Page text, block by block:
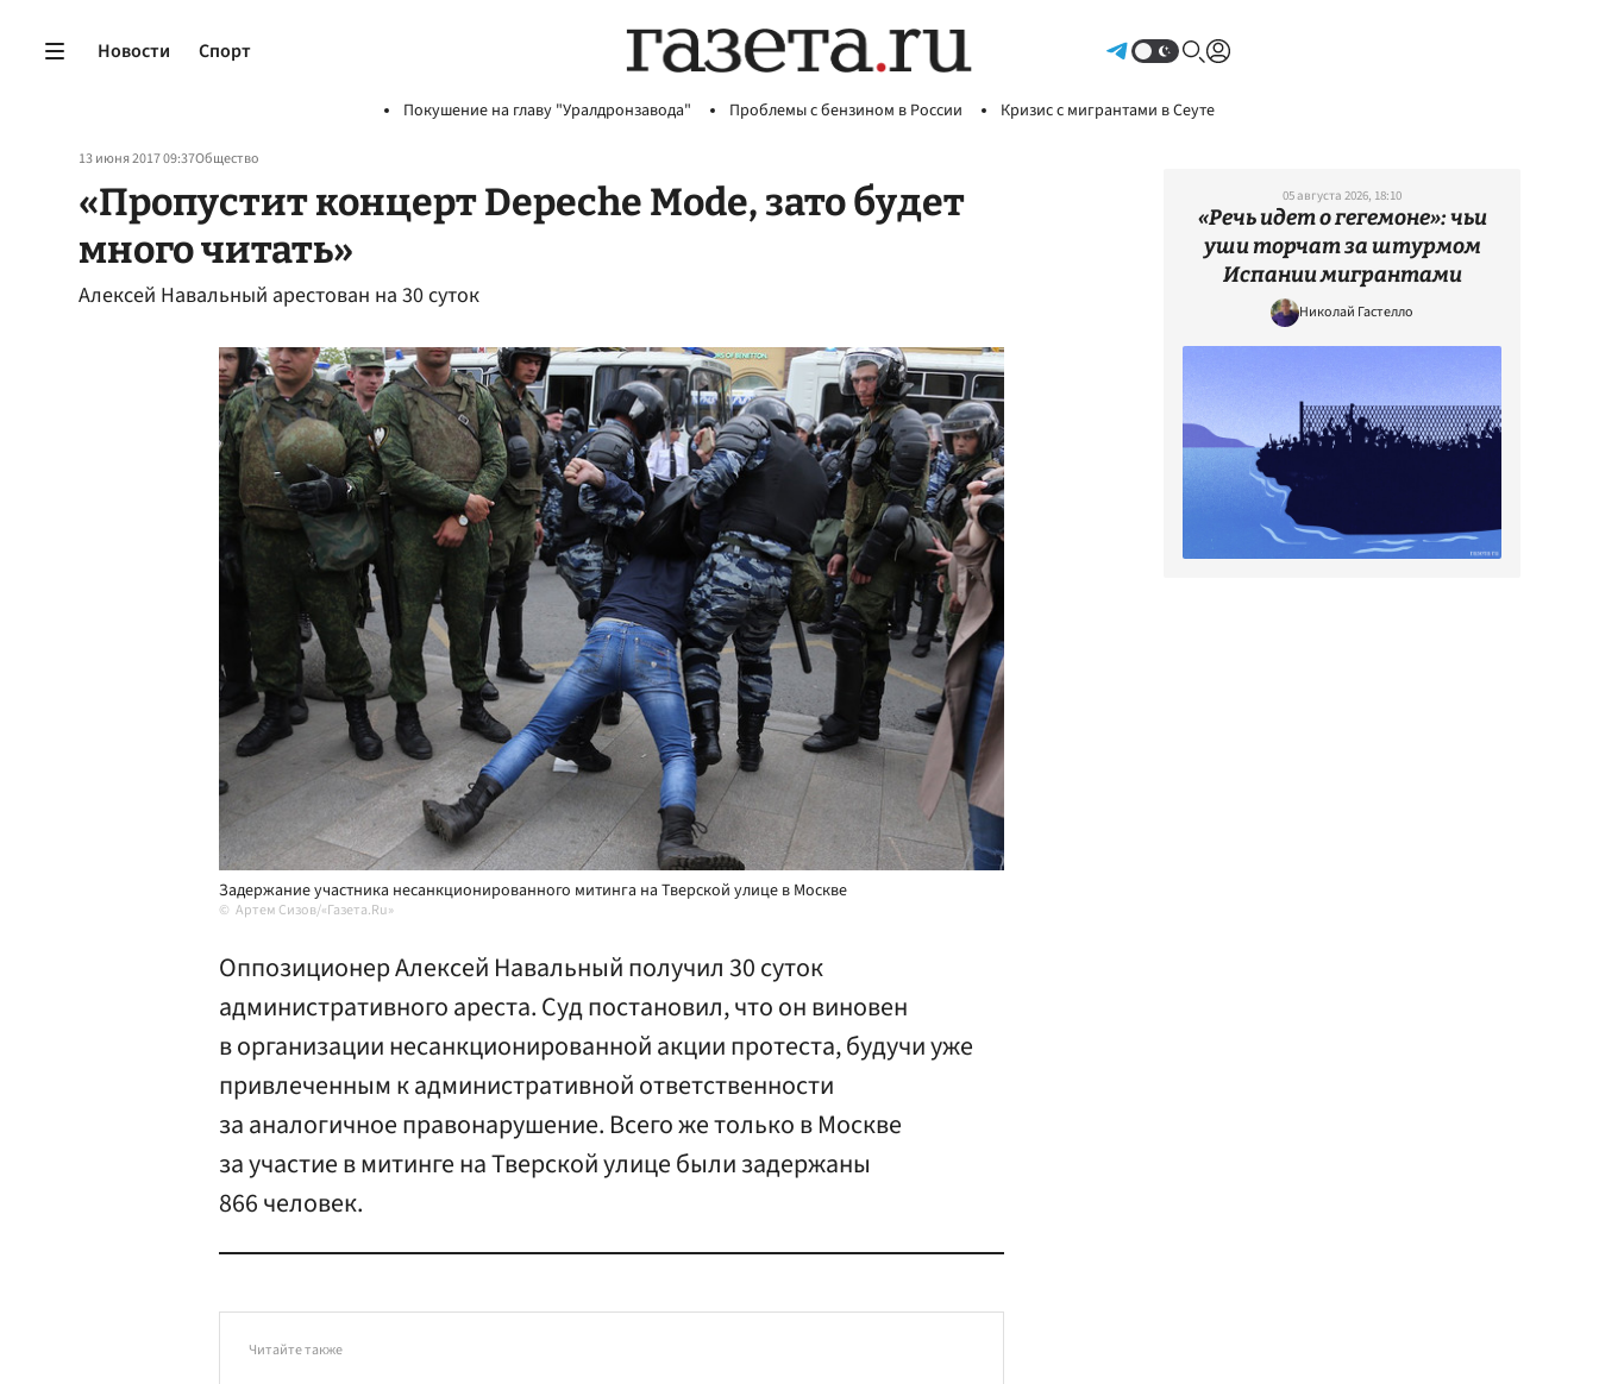
Новости Спорт
Покушение на главу "Уралдронзавода" Проблемы с бензином в России Кризис с мигрантами в Сеуте
13 июня 2017 09:37Общество
«Пропустит концерт Depechе Mode, зато будет
много читать»
Алексей Навальный арестован на 30 суток
Задержание участника несанкционированного митинга на Тверской улице в Москве
Артем Сизов/«Газета.Ru»
Оппозиционер Алексей Навальный получил 30 суток
административного ареста. Суд постановил, что он виновен
в организации несанкционированной акции протеста, будучи уже
привлеченным к административной ответственности
за аналогичное правонарушение. Всего же только в Москве
за участие в митинге на Тверской улице были задержаны
866 человек.
Читайте также
05 августа 2026, 18:10
«Речь идет о гегемоне»: чьи
уши торчат за штурмом
Испании мигрантами
Николай Гастелло